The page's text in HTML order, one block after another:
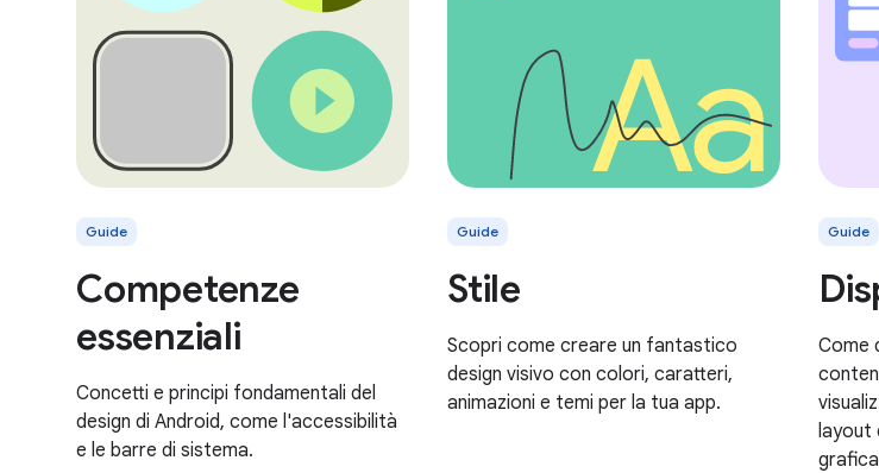
Guide
Competenze
essenziali
Concetti e principi fondamentali del
design di Android, come l'accessibilità
e le barre di sistema.
Guide
Stile
Scopri come creare un fantastico
design visivo con colori, caratteri,
animazioni e temi per la tua app.
Guide
Come
layout